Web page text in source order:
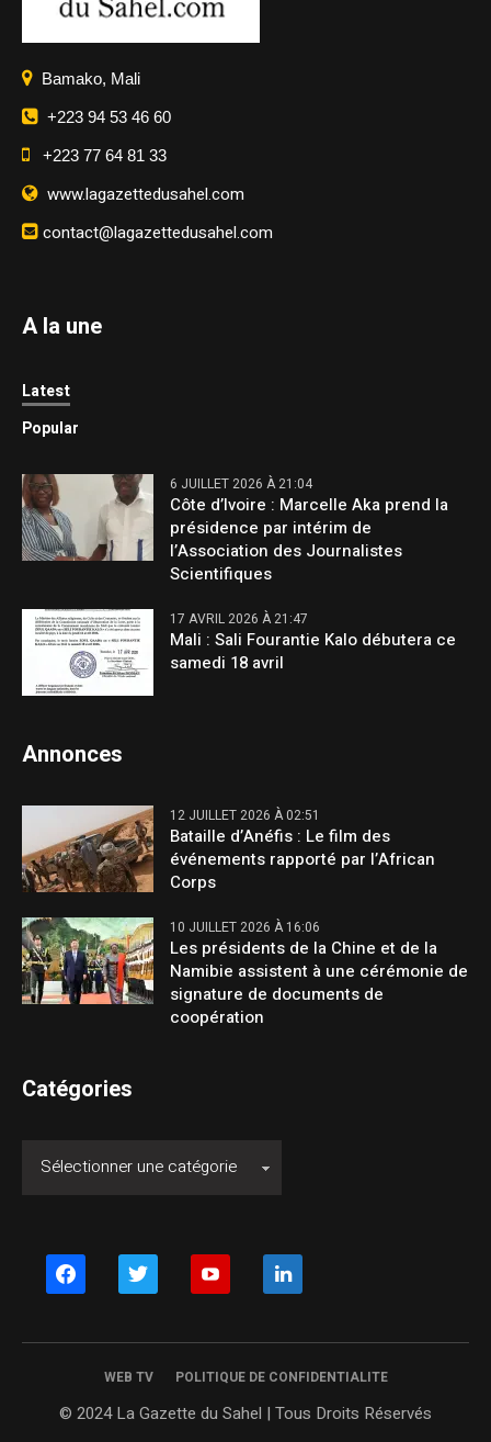
Bamako, Mali
+223 94 53 46 60
+223 77 64 81 33
www.lagazettedusahel.com
contact@lagazettedusahel.com
A la une
Latest
Popular
6 JUILLET 2026 À 21:04
Côte d’Ivoire : Marcelle Aka prend la
présidence par intérim de
l’Association des Journalistes
Scientifiques
17 AVRIL 2026 À 21:47
Mali : Sali Fourantie Kalo débutera ce
samedi 18 avril
Annonces
12 JUILLET 2026 À 02:51
Bataille d’Anéfis : Le film des
événements rapporté par l’African
Corps
10 JUILLET 2026 À 16:06
Les présidents de la Chine et de la
Namibie assistent à une cérémonie de
signature de documents de
coopération
Catégories
facebook twitter youtube linkedin
WEB TV POLITIQUE DE CONFIDENTIALITE
© 2024 La Gazette du Sahel | Tous Droits Réservés